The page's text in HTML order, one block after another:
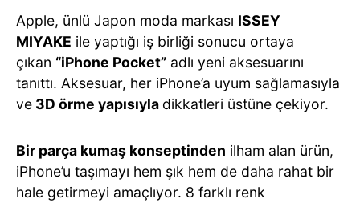
Apple, ünlü Japon moda markası ISSEY
MIYAKE ile yaptığı iş birliği sonucu ortaya
çıkan “iPhone Pocket” adlı yeni aksesuarını
tanıttı. Aksesuar, her iPhone’a uyum sağlamasıyla
ve 3D örme yapısıyla dikkatleri üstüne çekiyor.
Bir parça kumaş konseptinden ilham alan ürün,
iPhone’u taşımayı hem şık hem de daha rahat bir
hale getirmeyi amaçlıyor. 8 farklı renk